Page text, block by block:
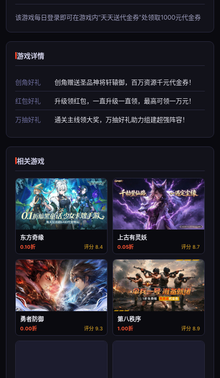
该游戏每日登录即可在游戏内“天天送代金券”处领取1000元代金券
游戏详情
创角好礼 创角赠送圣品神将轩辕御，百万资源千元代金券！
红包好礼 升级领红包，一直升级一直领，最高可领一万元！
万抽好礼 通关主线领大奖，万抽好礼助力组建超强阵容！
相关游戏
东方奇缘
0.10折 评分 8.4
上古有灵妖
0.05折 评分 8.7
勇者防御
0.00折 评分 9.3
第八秩序
1.00折 评分 8.9